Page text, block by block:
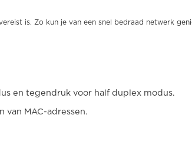
is. Zo kun je van een snel bedraad netwerk
en tegendruk voor half duplex modus.
van MAC-adressen.